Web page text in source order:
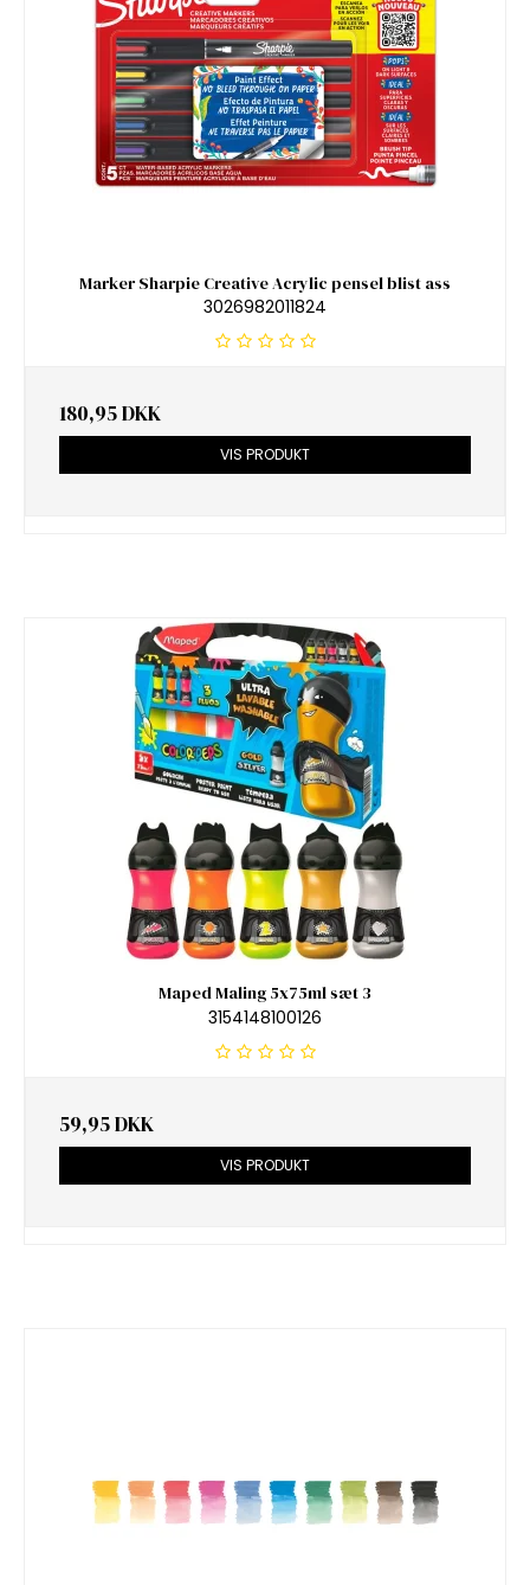
Marker Sharpie Creative Acrylic pensel blist ass
3026982011824
180,95 DKK
VIS PRODUKT
Maped Maling 5x75ml sæt 3
3154148100126
59,95 DKK
VIS PRODUKT